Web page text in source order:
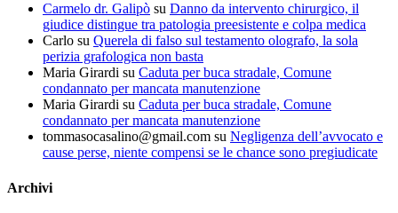
Carmelo dr. Galipò su Danno da intervento chirurgico, il
giudice distingue tra patologia preesistente e colpa medica
Carlo su Querela di falso sul testamento olografo, la sola
perizia grafologica non basta
Maria Girardi su Caduta per buca stradale, Comune
condannato per mancata manutenzione
Maria Girardi su Caduta per buca stradale, Comune
condannato per mancata manutenzione
tommasocasalino@gmail.com su Negligenza dell’avvocato e
cause perse, niente compensi se le chance sono pregiudicate
Archivi